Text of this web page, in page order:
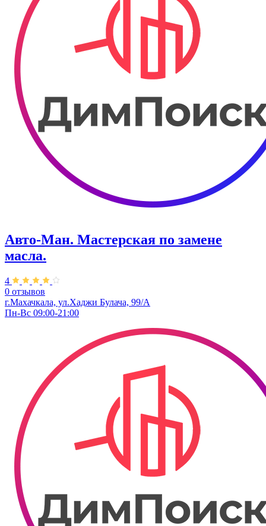
Авто-Ман. Мастерская по замене
масла.
4
0 отзывов
г.Махачкала, ​ул.Хаджи Булача, 99/А
Пн-Вс 09:00-21:00